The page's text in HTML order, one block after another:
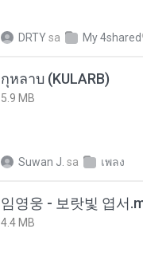
DRTYsa My 4shared
กุหลาบ (KULARB)
5.9 MB
Suwan J. sa เพลง
임영웅 - 보랏빛 엽서
4.4 MB